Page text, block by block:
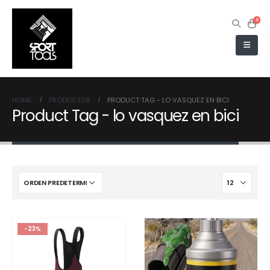
0
HOME PRODUCTOS PRODUCT TAG - LO VASQUEZ EN BICI
Product Tag - lo vasquez en bici
-23%